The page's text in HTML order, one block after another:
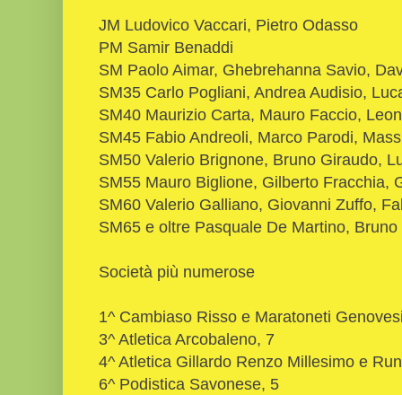
JM Ludovico Vaccari, Pietro Odasso
PM Samir Benaddi
SM Paolo Aimar, Ghebrehanna Savio,
SM35 Carlo Pogliani, Andrea Audisio,
SM40 Maurizio Carta, Mauro Faccio,
SM45 Fabio Andreoli, Marco Parodi,
SM50 Valerio Brignone, Bruno Giraudo,
SM55 Mauro Biglione, Gilberto Fracchia,
SM60 Valerio Galliano, Giovanni Zuffo,
SM65 e oltre Pasquale De Martino,
Società più numerose
1^ Cambiaso Risso e Maratoneti
3^ Atletica Arcobaleno, 7
4^ Atletica Gillardo Renzo Millesimo e
6^ Podistica Savonese, 5